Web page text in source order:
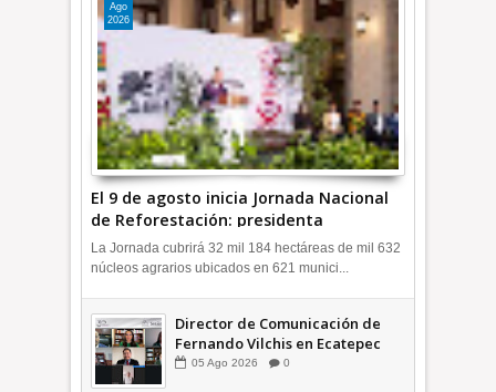
El 9 de agosto inicia Jornada Nacional
de Reforestación: presidenta
Sheinbaum +Video INFORMATIVA
Ago
2026
La Jornada cubrirá 32 mil 184 hectáreas de mil 632
núcleos agrarios ubicados en 621 munici...
Director de Comunicación de
Fernando Vilchis en Ecatepec
financió publicaciones en redes
05 Ago 2026 0